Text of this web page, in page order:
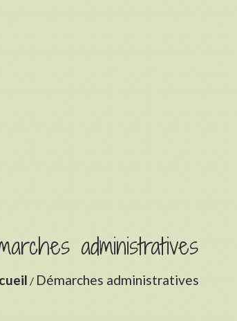
administratives
/ Démarches administratives